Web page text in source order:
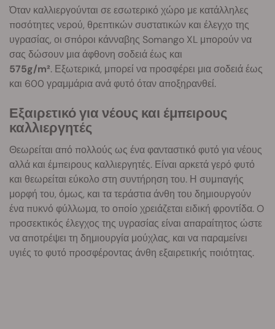
Όταν καλλιεργούνται σε εσωτερικό χώρο με κατάλληλες
ποσότητες νερού, θρεπτικών συστατικών και έλεγχο της
υγρασίας, οι σπόροι κάνναβης Somango XL μπορούν να
σας δώσουν μια άφθονη σοδειά έως και
575g/m². Εξωτερικά, μπορεί να προσφέρει μια σοδειά έως
και 600 γραμμάρια ανά φυτό όταν αποξηρανθεί.
Εξαιρετικό για νέους και έμπειρους
καλλιεργητές
Θεωρείται από πολλούς ως ένα φανταστικό φυτό για νέους
αλλά και έμπειρους καλλιεργητές. Είναι αρκετά γερό φυτό
και θεωρείται εύκολο στη συντήρηση του. Η συμπαγής
μορφή του, όμως, και τα τεράστια άνθη του δημιουργούν
ένα πυκνό φύλλωμα, το οποίο χρειάζεται ειδική φροντίδα. O
προσεκτικός έλεγχος της υγρασίας είναι απαραίτητος ώστε
να αποτρέψει τη δημιουργία μούχλας, και να παραμείνει
υγιές το φυτό προσφέροντας άνθη εξαιρετικής ποιότητας.